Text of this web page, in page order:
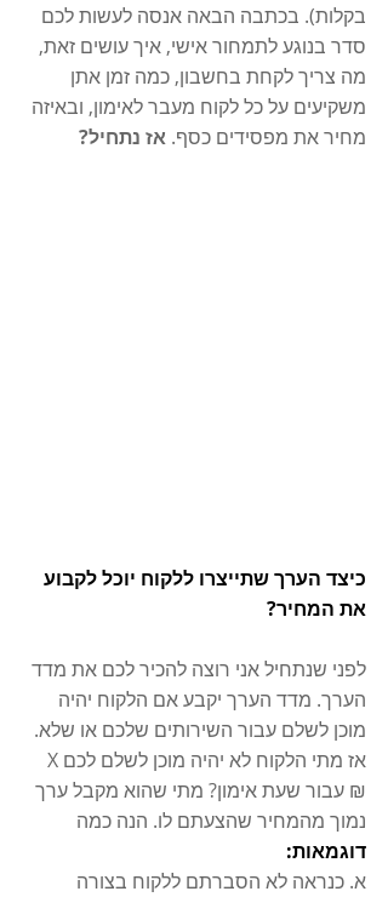
בקלות). בכתבה הבאה אנסה לעשות לכם
סדר בנוגע לתמחור אישי, איך עושים זאת,
מה צריך לקחת בחשבון, כמה זמן אתן
משקיעים על כל לקוח מעבר לאימון, ובאיזה
מחיר את מפסידים כסף. אז נתחיל?
כיצד הערך שתייצרו ללקוח יוכל לקבוע
את המחיר?
לפני שנתחיל אני רוצה להכיר לכם את מדד
הערך. מדד הערך יקבע אם הלקוח יהיה
מוכן לשלם עבור השירותים שלכם או שלא.
₪ עבור שעת אימון? מתי שהוא מקבל ערך
נמוך מהמחיר שהצעתם לו. הנה כמה
דוגמאות:
א. כנראה לא הסברתם ללקוח בצורה